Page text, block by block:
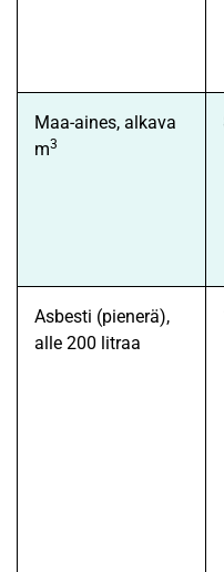
Maa-aines, alkava
m3
Asbesti (pienerä),
alle 200 litraa